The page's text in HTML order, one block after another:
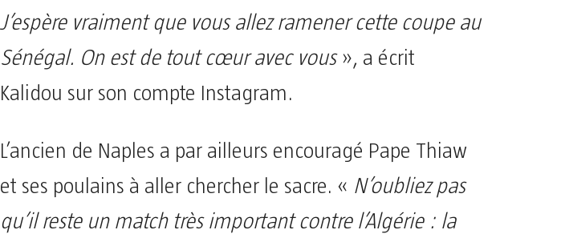
J’espère vraiment que vous allez ramener cette coupe au
Sénégal. On est de tout cœur avec vous», a écrit
Kalidou sur son compte Instagram.
L’ancien de Naples a par ailleurs encouragé Pape Thiaw
et ses poulains à aller chercher le sacre. « N’oubliez pas
qu’il reste un match très important contre l’Algérie : la